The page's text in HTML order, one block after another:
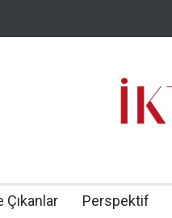
Çıkanlar Perspektif